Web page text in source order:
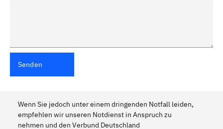
Senden
Wenn Sie jedoch unter einem dringenden Notfall leiden,
empfehlen wir unseren Notdienst in Anspruch zu
nehmen und den Verbund Deutschland